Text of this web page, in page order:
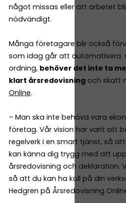
något missas eller att arbetet
nödvändigt.
Många företagare blir också
som idag går att automatisera.
ordning, behöver det inte ta
klart årsredovisning och skatt
Online.
– Man ska inte behöva vara
företag. Vår vision har varit att
regelverk i en smart tjänst, så
kan känna dig trygg med att
årsredovisning och deklaration.
så att du kan ha koll på din
Hedgren på Årsredovisning